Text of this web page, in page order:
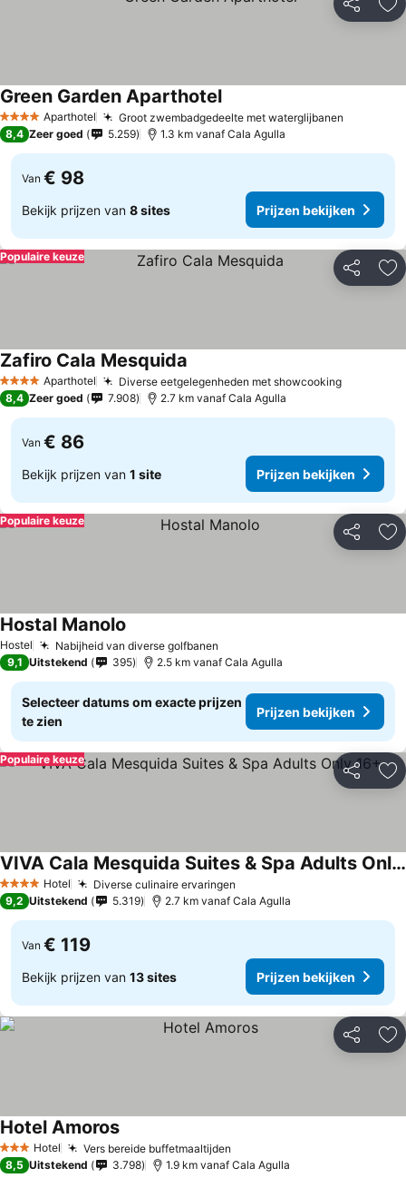
Delen
4 SterrenAparthotel Groot zwembadgedeelte met waterglijbanen
Green Garden Aparthotel
8,4 Zeer goed 5.259 1.3 km vanaf Cala Agulla
Van € 98
Bekijk prijzen van 8 sites Prijzen bekijken
Delen
Populaire keuze
4 SterrenAparthotel Diverse eetgelegenheden met showcooking
Zafiro Cala Mesquida
8,4 Zeer goed 7.908 2.7 km vanaf Cala Agulla
Van € 86
Bekijk prijzen van 1 site Prijzen bekijken
Delen
Populaire keuze
Hostel Nabijheid van diverse golfbanen
Hostal Manolo
9,1 Uitstekend 395 2.5 km vanaf Cala Agulla
Selecteer datums om exacte prijzen
te zien
Prijzen bekijken
Delen
Populaire keuze
4 SterrenHotel Diverse culinaire ervaringen
VIVA Cala Mesquida Suites & Spa Adults Only 16+
9,2 Uitstekend 5.319 2.7 km vanaf Cala Agulla
Van € 119
Bekijk prijzen van 13 sites Prijzen bekijken
Delen
3 SterrenHotel Vers bereide buffetmaaltijden
Hotel Amoros
8,5 Uitstekend 3.798 1.9 km vanaf Cala Agulla